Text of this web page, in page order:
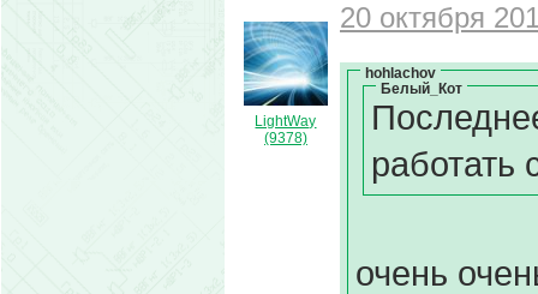
LightWay
(9378)
20 октября
hohlachov
Белый_Кот
работать
очень